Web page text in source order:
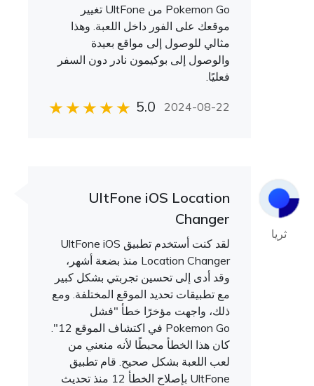
Pokemon Go من UltFone تغيير
موقعك على الفور داخل اللعبة. وهذا
مثالي للوصول إلى مواقع بعيدة
والوصول إلى بوكيمون نادر دون السفر
فعليًا.
5.0 2024-08-22
ثريا
UltFone iOS Location
Changer
لقد كنت أستخدم تطبيق UltFone iOS
Location Changer منذ بضعة أشهر،
وقد أدى إلى تحسين تجربتي بشكل كبير
مع تطبيقات تحديد الموقع المختلفة. ومع
ذلك، واجهت مؤخرًا خطأ "فشل
Pokemon Go في اكتشاف الموقع 12".
كان هذا الخطأ محبطًا لأنه منعني من
لعب اللعبة بشكل صحيح. قام تطبيق
UltFone بإصلاح الخطأ 12 منذ تحديث